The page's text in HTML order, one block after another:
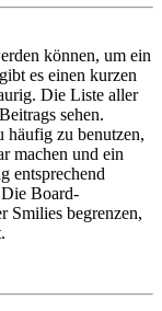
können, um ein
es einen kurzen
Die Liste aller
sehen.
häufig zu benutzen,
machen und ein
entsprechend
Board-
Smilies begrenzen,